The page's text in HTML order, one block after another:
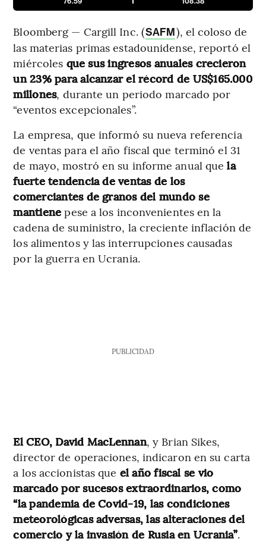
Bloomberg — Cargill Inc. (SAFM), el coloso de
las materias primas estadounidense, reportó el
miércoles que sus ingresos anuales crecieron
un 23% para alcanzar el récord de US$165.000
millones, durante un periodo marcado por
“eventos excepcionales”.
La empresa, que informó su nueva referencia
de ventas para el año fiscal que terminó el 31
de mayo, mostró en su informe anual quela
fuerte tendencia de ventas de los
comerciantes de granos del mundo se
mantiene pese a los inconvenientes en la
cadena de suministro, la creciente inflación de
los alimentos y las interrupciones causadas
por la guerra en Ucrania.
PUBLICIDAD
El CEO, David MacLennan, y Brian Sikes,
director de operaciones, indicaron en su carta
a los accionistas que el año fiscal se vio
marcado por sucesos extraordinarios, como
“la pandemia de Covid-19, las condiciones
meteorológicas adversas, las alteraciones del
comercio y la invasión de Rusia en Ucrania”.